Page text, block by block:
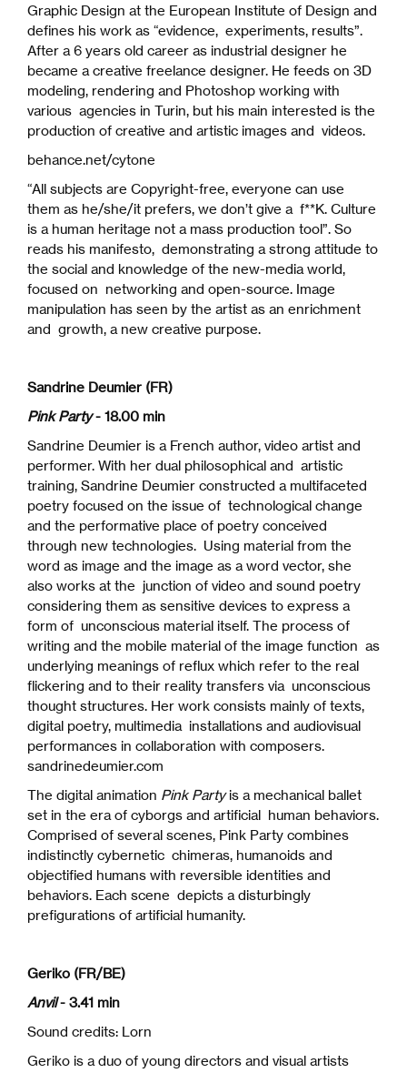
Graphic Design at the European Institute of Design and
defines his work as “evidence, experiments, results”.
After a 6 years old career as industrial designer he
became a creative freelance designer. He feeds on 3D
modeling, rendering and Photoshop working with
various agencies in Turin, but his main interested is the
production of creative and artistic images and videos.
behance.net/cytone
“All subjects are Copyright-free, everyone can use
them as he/she/it prefers, we don’t give a f**K. Culture
is a human heritage not a mass production tool”. So
reads his manifesto, demonstrating a strong attitude to
the social and knowledge of the new-media world,
focused on networking and open-source. Image
manipulation has seen by the artist as an enrichment
and growth, a new creative purpose.
Sandrine Deumier (FR)
Pink Party- 18.00 min
Sandrine Deumier is a French author, video artist and
performer. With her dual philosophical and artistic
training, Sandrine Deumier constructed a multifaceted
poetry focused on the issue of technological change
and the performative place of poetry conceived
through new technologies. Using material from the
word as image and the image as a word vector, she
also works at the junction of video and sound poetry
considering them as sensitive devices to express a
form of unconscious material itself. The process of
writing and the mobile material of the image function as
underlying meanings of reflux which refer to the real
flickering and to their reality transfers via unconscious
thought structures. Her work consists mainly of texts,
digital poetry, multimedia installations and audiovisual
performances in collaboration with composers.
sandrinedeumier.com
The digital animation Pink Partyis a mechanical ballet
set in the era of cyborgs and artificial human behaviors.
Comprised of several scenes, Pink Party combines
indistinctly cybernetic chimeras, humanoids and
objectified humans with reversible identities and
behaviors. Each scene depicts a disturbingly
prefigurations of artificial humanity.
Geriko (FR/BE)
Anvil- 3.41 min
Sound credits: Lorn
Geriko is a duo of young directors and visual artists